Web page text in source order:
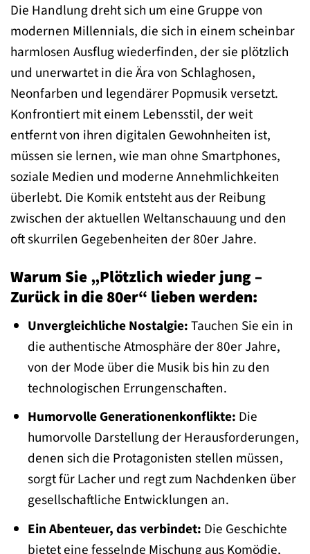
Die Handlung dreht sich um eine Gruppe von
modernen Millennials, die sich in einem scheinbar
harmlosen Ausflug wiederfinden, der sie plötzlich
und unerwartet in die Ära von Schlaghosen,
Neonfarben und legendärer Popmusik versetzt.
Konfrontiert mit einem Lebensstil, der weit
entfernt von ihren digitalen Gewohnheiten ist,
müssen sie lernen, wie man ohne Smartphones,
soziale Medien und moderne Annehmlichkeiten
überlebt. Die Komik entsteht aus der Reibung
zwischen der aktuellen Weltanschauung und den
oft skurrilen Gegebenheiten der 80er Jahre.
Warum Sie „Plötzlich wieder jung –
Zurück in die 80er“ lieben werden:
Unvergleichliche Nostalgie:Tauchen Sie ein in
die authentische Atmosphäre der 80er Jahre,
von der Mode über die Musik bis hin zu den
technologischen Errungenschaften.
Humorvolle Generationenkonflikte: Die
humorvolle Darstellung der Herausforderungen,
denen sich die Protagonisten stellen müssen,
sorgt für Lacher und regt zum Nachdenken über
gesellschaftliche Entwicklungen an.
Ein Abenteuer, das verbindet: Die Geschichte
bietet eine fesselnde Mischung aus Komödie,